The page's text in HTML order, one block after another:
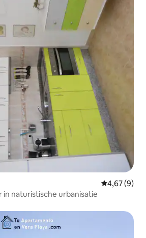
Gemiddelde
4,67 (9)
naturistische urbanisatie